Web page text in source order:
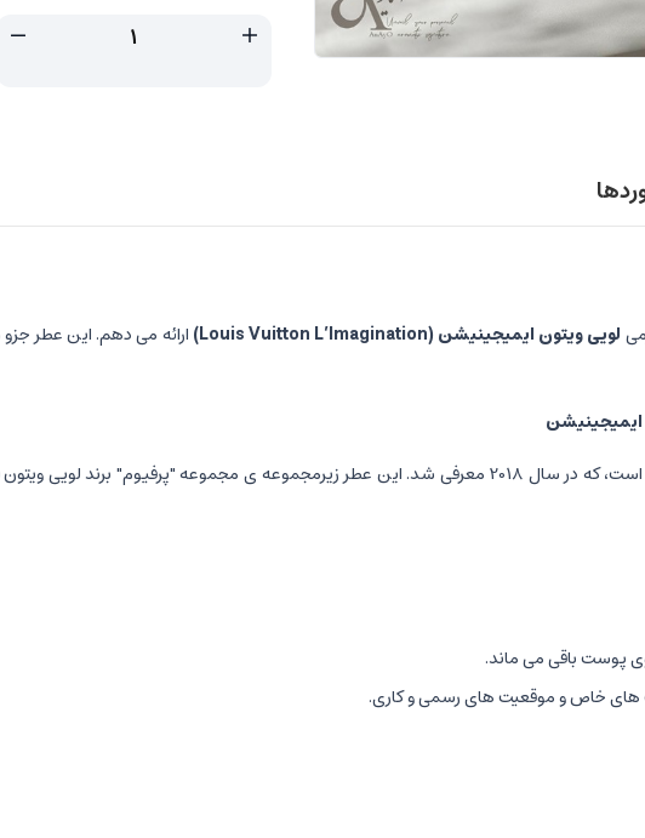
لویی ویتون ایمیجینیشن (Louis Vuitton L’Imagination)
ارائه می دهم. این عطر
یک عطر مردانه لوکس و مدرن است، که در سال 2018 معرفی شد. این عطر زیرمجموعه ی مجموعه
های خاص و موقعیت های رسمی و کاری.